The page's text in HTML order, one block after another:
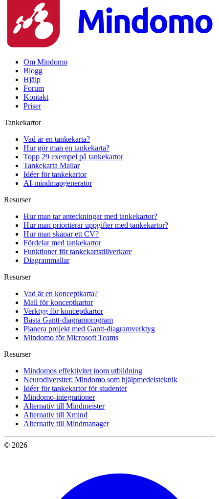
Om Mindomo
Blogg
Hjälp
Forum
Kontakt
Priser
Tankekartor
Vad är en tankekarta?
Hur gör man en tankekarta?
Topp 29 exempel på tankekartor
Tankekarta Mallar
Idéer för tankekartor
AI-mindmapgenerator
Resurser
Hur man tar anteckningar med tankekartor?
Hur man prioriterar uppgifter med tankekartor?
Hur man skapar ett CV?
Fördelar med tankekartor
Funktioner för tankekartstillverkare
Diagrammallar
Resurser
Vad är en konceptkarta?
Mall för konceptkartor
Verktyg för konceptkartor
Bästa Gantt-diagramprogram
Planera projekt med Gantt-diagramverktyg
Mindomo för Microsoft Teams
Resurser
Mindomos effektivitet inom utbildning
Neurodiversitet: Mindomo som hjälpmedelsteknik
Idéer för tankekartor för studenter
Mindomo-integrationer
Alternativ till Mindmeister
Alternativ till Xmind
Alternativ till Mindmanager
© 2026